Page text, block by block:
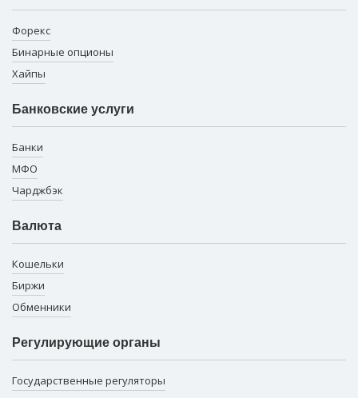
Форекс
Бинарные опционы
Хайпы
Банковские услуги
Банки
МФО
Чарджбэк
Валюта
Кошельки
Биржи
Обменники
Регулирующие органы
Государственные регуляторы